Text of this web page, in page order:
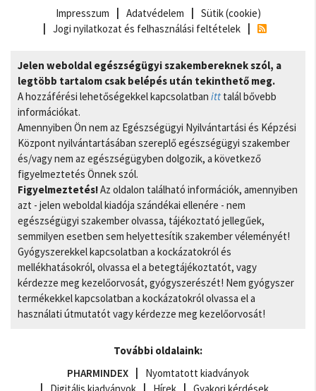
Impresszum
Adatvédelem
Sütik (cookie)
Jogi nyilatkozat és felhasználási feltételek
Jelen weboldal egészségügyi szakembereknek szól, a
legtöbb tartalom csak belépés után tekinthető meg.
A hozzáférési lehetőségekkel kapcsolatban itt talál bővebb
információkat.
Amennyiben Ön nem az Egészségügyi Nyilvántartási és Képzési
Központ nyilvántartásában szereplő egészségügyi szakember
és/vagy nem az egészségügyben dolgozik, a következő
figyelmeztetés Önnek szól.
Figyelmeztetés!Az oldalon található információk, amennyiben
azt - jelen weboldal kiadója szándékai ellenére - nem
egészségügyi szakember olvassa, tájékoztató jellegűek,
semmilyen esetben sem helyettesítik szakember véleményét!
Gyógyszerekkel kapcsolatban a kockázatokról és
mellékhatásokról, olvassa el a betegtájékoztatót, vagy
kérdezze meg kezelőorvosát, gyógyszerészét! Nem gyógyszer
termékekkel kapcsolatban a kockázatokról olvassa el a
használati útmutatót vagy kérdezze meg kezelőorvosát!
További oldalaink:
PHARMINDEX
Nyomtatott kiadványok